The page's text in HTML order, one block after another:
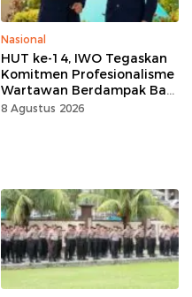
Nasional
HUT ke-14, IWO Tegaskan
Komitmen Profesionalisme
Wartawan Berdampak Bagi
Kebaikan Bangsa
8 Agustus 2026